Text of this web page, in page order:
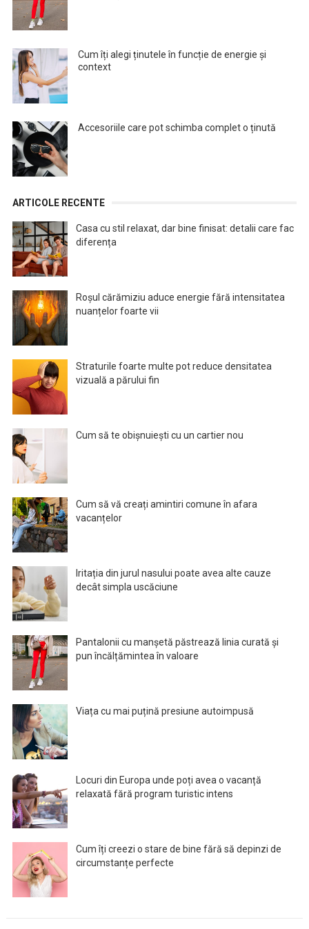
Cum îți alegi ținutele în funcție de energie și
context
Accesoriile care pot schimba complet o ținută
ARTICOLE RECENTE
Casa cu stil relaxat, dar bine finisat: detalii care fac
diferența
Roșul cărămiziu aduce energie fără intensitatea
nuanțelor foarte vii
Straturile foarte multe pot reduce densitatea
vizuală a părului fin
Cum să te obișnuiești cu un cartier nou
Cum să vă creați amintiri comune în afara
vacanțelor
Iritația din jurul nasului poate avea alte cauze
decât simpla uscăciune
Pantalonii cu manșetă păstrează linia curată și
pun încălțămintea în valoare
Viața cu mai puțină presiune autoimpusă
Locuri din Europa unde poți avea o vacanță
relaxată fără program turistic intens
Cum îți creezi o stare de bine fără să depinzi de
circumstanțe perfecte